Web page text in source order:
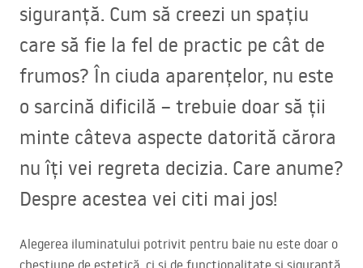
siguranță. Cum să creezi un spațiu
care să fie la fel de practic pe cât de
frumos? În ciuda aparențelor, nu este
o sarcină dificilă – trebuie doar să ții
minte câteva aspecte datorită cărora
nu îți vei regreta decizia. Care anume?
Despre acestea vei citi mai jos!
Alegerea iluminatului potrivit pentru baie nu este doar o